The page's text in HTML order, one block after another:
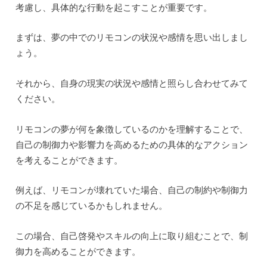
考慮し、具体的な行動を起こすことが重要です。
まずは、夢の中でのリモコンの状況や感情を思い出しまし
ょう。
それから、自身の現実の状況や感情と照らし合わせてみて
ください。
リモコンの夢が何を象徴しているのかを理解することで、
自己の制御力や影響力を高めるための具体的なアクション
を考えることができます。
例えば、リモコンが壊れていた場合、自己の制約や制御力
の不足を感じているかもしれません。
この場合、自己啓発やスキルの向上に取り組むことで、制
御力を高めることができます。